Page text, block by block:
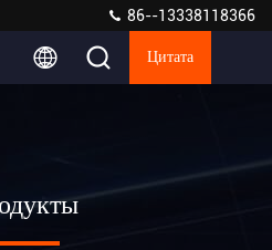
86--13338118366
Цитата